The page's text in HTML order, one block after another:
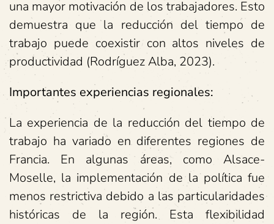
una mayor motivación de los trabajadores. Esto
demuestra que la reducción del tiempo de
trabajo puede coexistir con altos niveles de
productividad (Rodríguez Alba, 2023).
Importantes experiencias regionales:
La experiencia de la reducción del tiempo de
trabajo ha variado en diferentes regiones de
Francia. En algunas áreas, como Alsace-
Moselle, la implementación de la política fue
menos restrictiva debido a las particularidades
históricas de la región. Esta flexibilidad